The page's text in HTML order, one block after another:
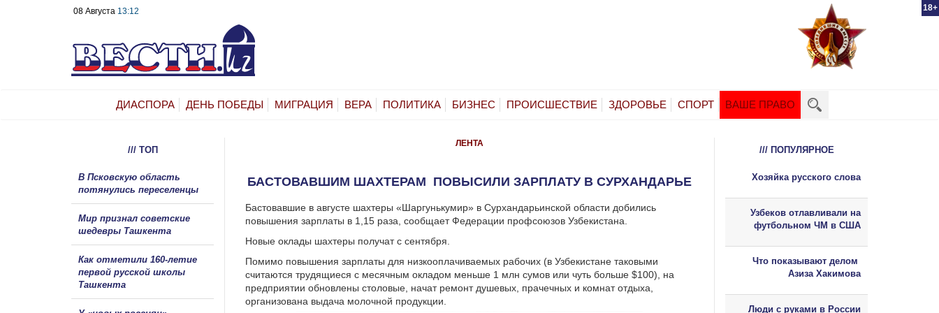
18+
08 Августа 13:12
ДИАСПОРА ДЕНЬ ПОБЕДЫ МИГРАЦИЯ ВЕРА ПОЛИТИКА БИЗНЕС ПРОИСШЕСТВИЕ ЗДОРОВЬЕ СПОРТ ВАШЕ ПРАВО
ЛЕНТА
БАСТОВАВШИМ ШАХТЕРАМ ПОВЫСИЛИ ЗАРПЛАТУ В СУРХАНДАРЬЕ
Бастовавшие в августе шахтеры «Шаргунькумир» в Сурхандарьинской области добились
повышения зарплаты в 1,15 раза, сообщает Федерации профсоюзов Узбекистана.
Новые оклады шахтеры получат с сентября.
Помимо повышения зарплаты для низкооплачиваемых рабочих (в Узбекистане таковыми
считаются трудящиеся с месячным окладом меньше 1 млн сумов или чуть больше $100), на
предприятии обновлены столовые, начат ремонт душевых, прачечных и комнат отдыха,
организована выдача молочной продукции.
/// ТОП
В Псковскую область
потянулись переселенцы
Мир признал советские
шедевры Ташкента
Как отметили 160-летие
первой русской школы
Ташкента
/// ПОПУЛЯРНОЕ
Хозяйка русского слова
Узбеков отлавливали на
футбольном ЧМ в США
Что показывают делом
Азиза Хакимова
Люди с руками в России